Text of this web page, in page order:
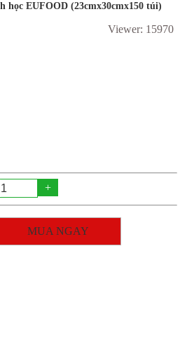
học EUFOOD (23cmx30cmx150 túi)
Viewer: 15970
+
MUA NGAY